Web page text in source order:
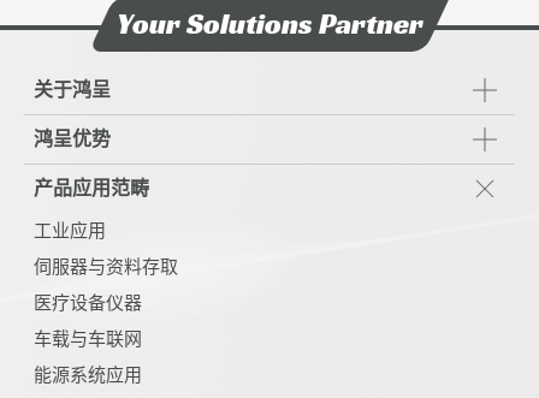
Your Solutions Partner
关于鸿呈
鸿呈优势
产品应用范畴
工业应用
伺服器与资料存取
医疗设备仪器
车载与车联网
能源系统应用